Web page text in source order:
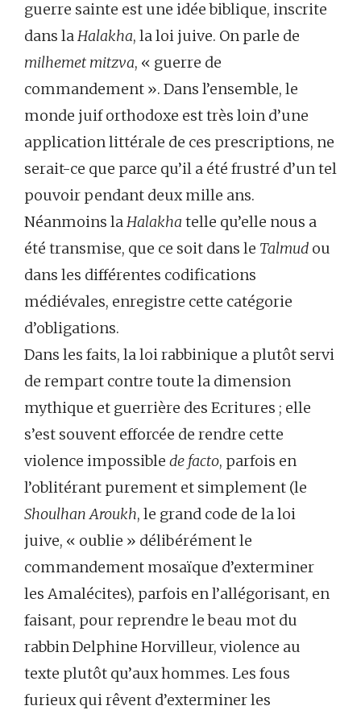
guerre sainte est une idée biblique, inscrite
dans laHalakha, la loi juive. On parle de
milhemet mitzva, « guerre de
commandement ». Dans l’ensemble, le
monde juif orthodoxe est très loin d’une
application littérale de ces prescriptions, ne
serait-ce que parce qu’il a été frustré d’un tel
pouvoir pendant deux mille ans.
Néanmoins laHalakha telle qu’elle nous a
été transmise, que ce soit dans le Talmud ou
dans les différentes codifications
médiévales, enregistre cette catégorie
d’obligations.
Dans les faits, la loi rabbinique a plutôt servi
de rempart contre toute la dimension
mythique et guerrière des Ecritures ; elle
s’est souvent efforcée de rendre cette
violence impossible de facto, parfois en
l’oblitérant purement et simplement (le
Shoulhan Aroukh, le grand code de la loi
juive, « oublie » délibérément le
commandement mosaïque d’exterminer
les Amalécites), parfois en l’allégorisant, en
faisant, pour reprendre le beau mot du
rabbin Delphine Horvilleur, violence au
texte plutôt qu’aux hommes. Les fous
furieux qui rêvent d’exterminer les